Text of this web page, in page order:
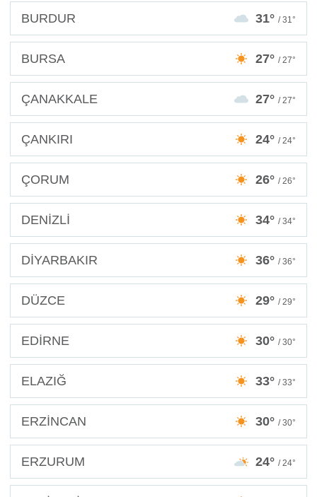
BURDUR 31° / 31°
BURSA 27° / 27°
ÇANAKKALE 27° / 27°
ÇANKIRI 24° / 24°
ÇORUM 26° / 26°
DENİZLİ 34° / 34°
DİYARBAKIR 36° / 36°
DÜZCE 29° / 29°
EDİRNE 30° / 30°
ELAZIĞ 33° / 33°
ERZİNCAN 30° / 30°
ERZURUM 24° / 24°